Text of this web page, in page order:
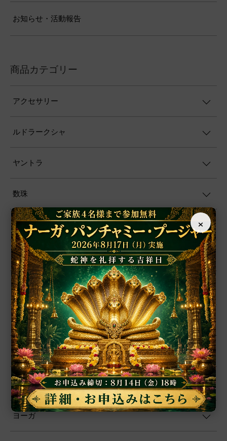
お知らせ・活動報告
商品カテゴリー
アクセサリー
ルドラークシャ
ヤントラ
数珠
置物
シャーラグラーマ
お香
プージャー用品
プージャー・サービス
ファブリック
ヨーガ
×